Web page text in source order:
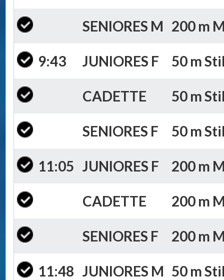
SENIORES M 200 m
9:43 JUNIORES F 50 m
CADETTE 50 m
SENIORES F 50 m
11:05 JUNIORES F 200 m
CADETTE 200 m
SENIORES F 200 m
11:48 JUNIORES M 50 m